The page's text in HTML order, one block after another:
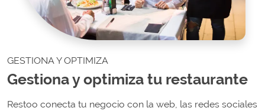
GESTIONA Y OPTIMIZA
Gestiona y optimiza tu restaurante
Restoo conecta tu negocio con la web, las redes sociales